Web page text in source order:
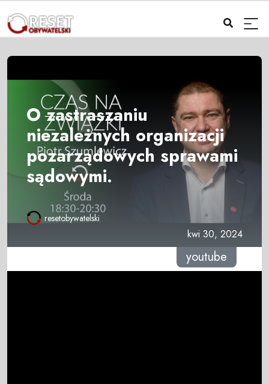
O zastraszaniu
niezależnych organizacji
pozarządowych sprawami
sądowymi.
resetobywatelski
kwi 30, 2024
youtube